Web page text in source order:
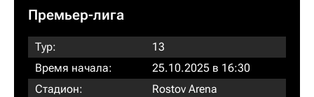
Премьер-лига
Тур:
13
Время начала:
25.10.2025 в 16:30
Стадион:
Rostov Arena